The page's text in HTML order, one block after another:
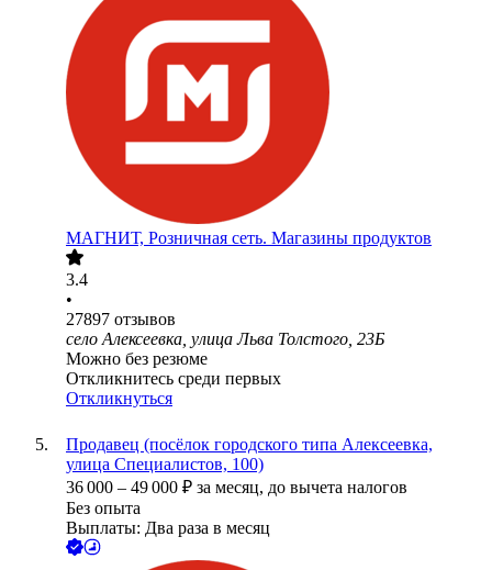
МАГНИТ, Розничная сеть. Магазины продуктов
3.4
•
27897 отзывов
село Алексеевка, улица Льва Толстого, 23Б
Можно без резюме
Откликнитесь среди первых
Откликнуться
Продавец (посёлок городского типа Алексеевка,
улица Специалистов, 100)
36 000 – 49 000 ₽ за месяц, до вычета налогов
Без опыта
Выплаты: Два раза в месяц